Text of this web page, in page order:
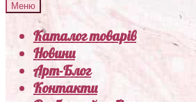
Меню
Каталог товарів
Новини
Арт-Блог
Контакти